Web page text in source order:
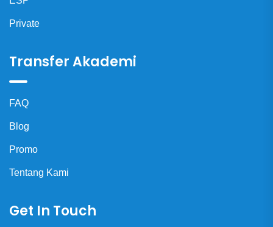
Private
Transfer Akademi
FAQ
Blog
Promo
Tentang Kami
Get In Touch